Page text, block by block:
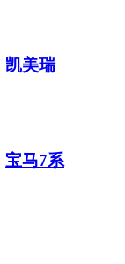
凯美瑞
宝马7系